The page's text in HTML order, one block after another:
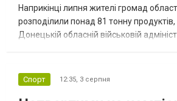
Наприкінці липня жителі громад
розподілили понад 81 тонну
Донецькій обласній військовій
Спорт 12:35, 3 серпня